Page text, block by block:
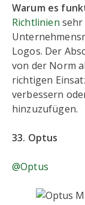
Warum es
Richtlinien sehr
Logos. Der
von der Norm
richtigen
verbessern
hinzuzufügen.
33. Optus
@Optus